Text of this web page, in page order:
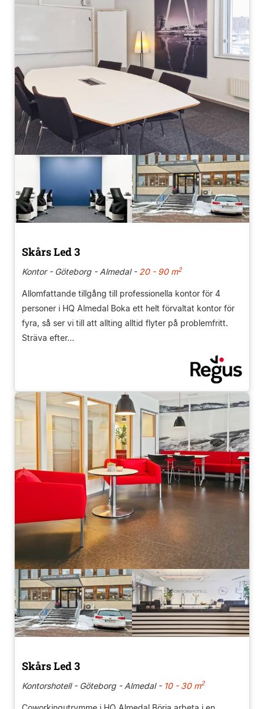
Skårs Led 3
Kontor - Göteborg - Almedal -20 - 90 m2
Allomfattande tillgång till professionella kontor för 4
personer i HQ Almedal Boka ett helt förvaltat kontor för
fyra, så ser vi till att allting alltid flyter på problemfritt.
Sträva efter...
Skårs Led 3
Kontorshotell - Göteborg - Almedal -10 - 30 m2